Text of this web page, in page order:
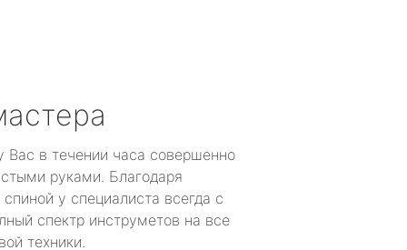
Вас в течении часа совершенно
руками. Благодаря
у специалиста всегда с
спектр инструметов на все
техники.